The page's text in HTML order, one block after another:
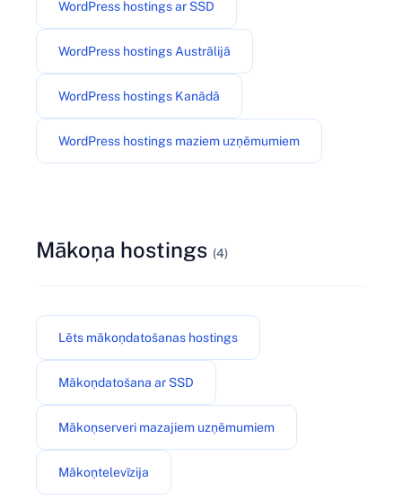
WordPress hostings ar SSD
WordPress hostings Austrālijā
WordPress hostings Kanādā
WordPress hostings maziem uzņēmumiem
Mākoņa hostings (4)
Lēts mākoņdatošanas hostings
Mākoņdatošana ar SSD
Mākoņserveri mazajiem uzņēmumiem
Mākoņtelevīzija